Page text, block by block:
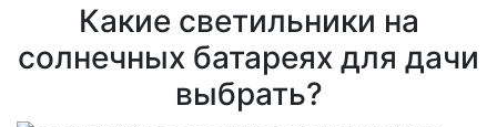
Какие светильники на
солнечных батареях для дачи
выбрать?